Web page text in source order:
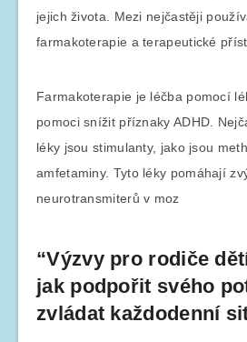
jejich života. Mezi nejčastěji
farmakoterapie a terapeutické
Farmakoterapie je léčba pomocí
pomoci snížit příznaky ADHD.
léky jsou stimulanty, jako jsou
amfetaminy. Tyto léky pomáhají
neurotransmiterů v moz
“Výzvy pro rodiče
jak podpořit svého
zvládat každodenní